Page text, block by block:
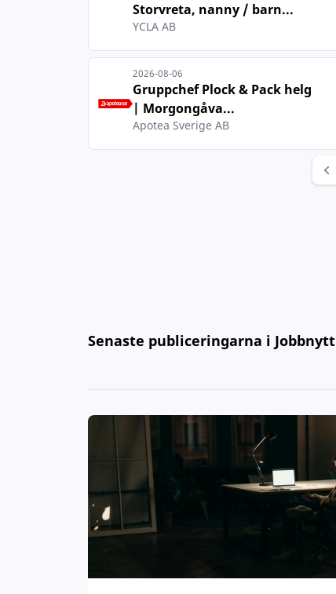
Storvreta, nanny / barn...
YCLA AB
2026-08-06
Gruppchef Plock & Pack helg
| Morgongåva...
Apotea Sverige AB
Senaste publiceringarna i Jobbnytt